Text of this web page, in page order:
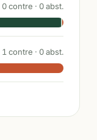
0contre · 0abst.
1 contre · 0abst.